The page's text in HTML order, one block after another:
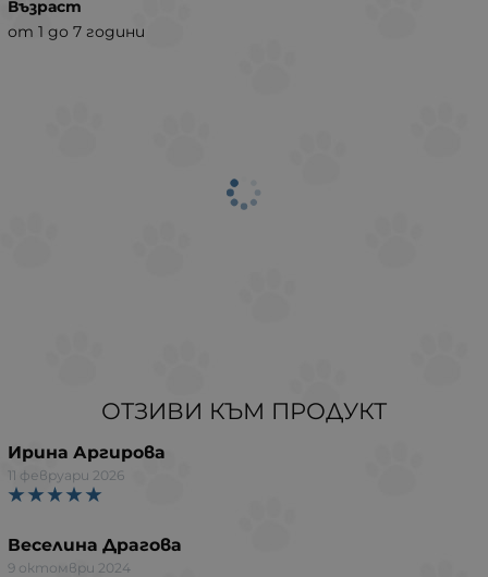
Възраст
от 1 до 7 години
ОТЗИВИ КЪМ ПРОДУКТ
Ирина Аргирова
11 февруари 2026
Веселина Драгова
9 октомври 2024